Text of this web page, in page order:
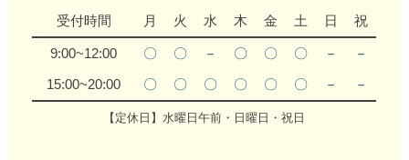
受付時間 月 火 水 木 金 土 日 祝
9:00~12:00 〇 〇 － 〇 〇 〇 －
－
15:00~20:00
〇 〇 〇 〇 〇 〇 － －
【定休日】水曜日午前・日曜日・祝日